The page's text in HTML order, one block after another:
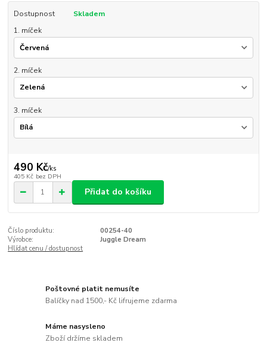
Dostupnost
Skladem
1. míček
2. míček
3. míček
490 Kč/ks
405 Kč bez DPH
Přidat do košíku
Číslo produktu:
00254-40
Výrobce:
Juggle Dream
Hlídat cenu / dostupnost
Poštovné platit nemusíte
Balíčky nad 1500,- Kč lifrujeme zdarma
Máme nasysleno
Zboží držíme skladem